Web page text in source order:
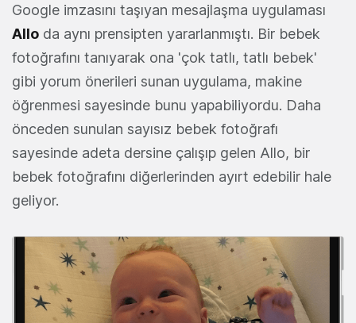
Google imzasını taşıyan mesajlaşma uygulaması
Allo da aynı prensipten yararlanmıştı. Bir bebek
fotoğrafını tanıyarak ona 'çok tatlı, tatlı bebek'
gibi yorum önerileri sunan uygulama, makine
öğrenmesi sayesinde bunu yapabiliyordu. Daha
önceden sunulan sayısız bebek fotoğrafı
sayesinde adeta dersine çalışıp gelen Allo, bir
bebek fotoğrafını diğerlerinden ayırt edebilir hale
geliyor.